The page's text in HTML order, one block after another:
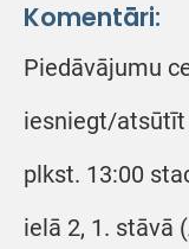
Komentāri:
Piedāvājumu
iesniegt/atsūtīt
plkst. 13:00
ielā 2, 1. stāvā